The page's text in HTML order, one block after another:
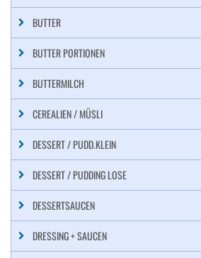
BUTTER
BUTTER PORTIONEN
BUTTERMILCH
CEREALIEN / MÜSLI
DESSERT / PUDD.KLEIN
DESSERT / PUDDING LOSE
DESSERTSAUCEN
DRESSING + SAUCEN